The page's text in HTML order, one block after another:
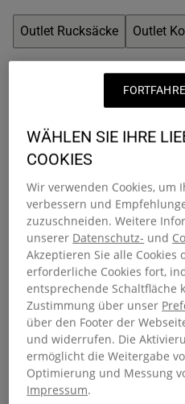
Outlet Rucksäcke Outlet
Outlet-Rucksäcke
Entdecke unsere Outlet-
zuverlässige Qualität – jetzt
Preisen. Ob für den Alltag,
Schule, hier findest du
mithalten. Von auffälligen
Tönen: Jeder Rucksack
praktischen
Langlebigkeit von Eastpak.
fürs echte Leben – jetzt zum
Clever sparen mit
Auf der Suche nach einem
unserem Outlet-Gepäck
flexible Koffer aus Stoff und
WÄHLEN SIE IHRE
COOKIES
Wir verwenden Cookies, um
verbessern und
zuzuschneiden. Weitere
unserer Datenschutz- und
Akzeptieren Sie alle
erforderliche Cookies fort,
entsprechende Schaltfläche
Zustimmung über unser
über den Footer der
und widerrufen. Die
ermöglicht die Weitergabe
Optimierung und Messung
Impressum.